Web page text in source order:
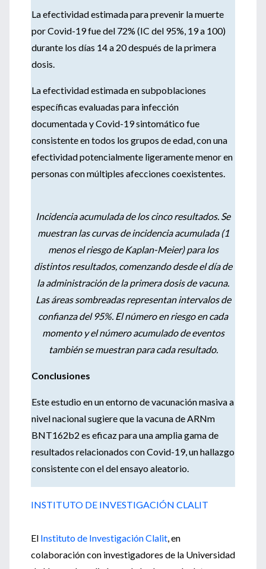
La efectividad estimada para prevenir la muerte
por Covid-19 fue del 72% (IC del 95%, 19 a 100)
durante los días 14 a 20 después de la primera
dosis.
La efectividad estimada en subpoblaciones
específicas evaluadas para infección
documentada y Covid-19 sintomático fue
consistente en todos los grupos de edad, con una
efectividad potencialmente ligeramente menor en
personas con múltiples afecciones coexistentes.
Incidencia acumulada de los cinco resultados. Se
muestran las curvas de incidencia acumulada (1
menos el riesgo de Kaplan-Meier) para los
distintos resultados, comenzando desde el día de
la administración de la primera dosis de vacuna.
Las áreas sombreadas representan intervalos de
confianza del 95%. El número en riesgo en cada
momento y el número acumulado de eventos
también se muestran para cada resultado.
Conclusiones
Este estudio en un entorno de vacunación masiva a
nivel nacional sugiere que la vacuna de ARNm
BNT162b2 es eficaz para una amplia gama de
resultados relacionados con Covid-19, un hallazgo
consistente con el del ensayo aleatorio.
INSTITUTO DE INVESTIGACIÓN CLALIT
El Instituto de Investigación Clalit, en
colaboración con investigadores de la Universidad